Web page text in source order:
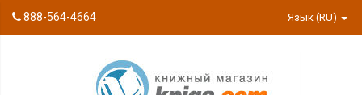
888-564-4664 Язык (RU)